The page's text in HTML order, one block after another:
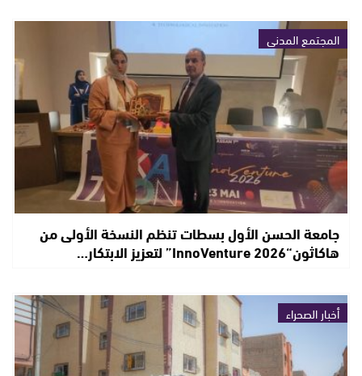
المجتمع المدني
جامعة الحسن الأول بسطات تنظم النسخة الأولى من
هاكاثون“InnoVenture 2026” لتعزيز الابتكار…
أخبار الصحراء